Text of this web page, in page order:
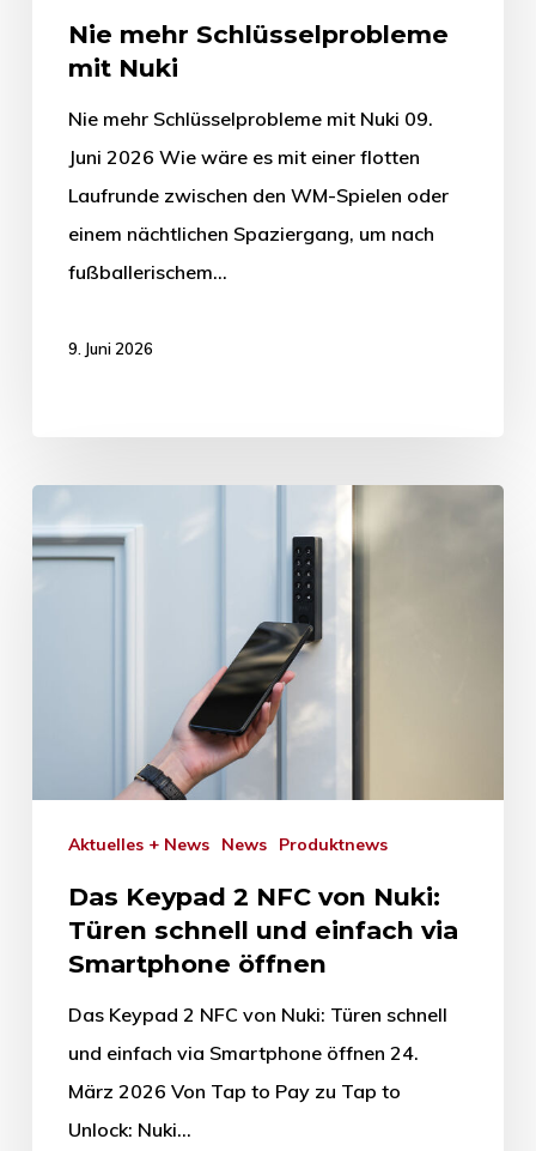
Nie mehr Schlüsselprobleme
mit Nuki
Nie mehr Schlüsselprobleme mit Nuki 09.
Juni 2026 Wie wäre es mit einer flotten
Laufrunde zwischen den WM-Spielen oder
einem nächtlichen Spaziergang, um nach
fußballerischem…
9. Juni 2026
Aktuelles + News News Produktnews
Das Keypad 2 NFC von Nuki:
Türen schnell und einfach via
Smartphone öffnen
Das Keypad 2 NFC von Nuki: Türen schnell
und einfach via Smartphone öffnen 24.
März 2026 Von Tap to Pay zu Tap to
Unlock: Nuki…